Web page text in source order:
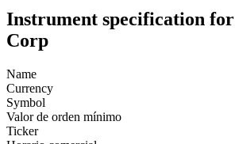
Instrument specification
Corp
Name
Currency
Symbol
Valor de orden mínimo
Ticker